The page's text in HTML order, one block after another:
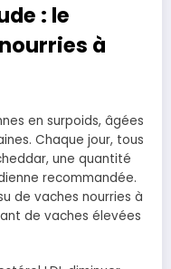
: le
à
en surpoids, âgées
Chaque jour, tous
une quantité
recommandée.
de vaches nourries à
de vaches élevées